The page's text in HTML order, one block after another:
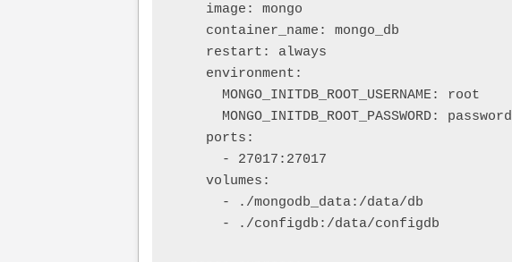
    image: mongo
    container_name: mongo_db
    restart: always
    environment:
      MONGO_INITDB_ROOT_USERNAME: root
      MONGO_INITDB_ROOT_PASSWORD: password
    ports:
      - 27017:27017
    volumes:
      - ./mongodb_data:/data/db
      - ./configdb:/data/configdb